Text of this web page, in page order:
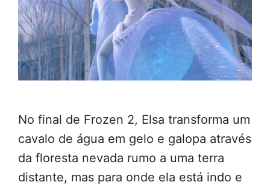
No final de Frozen 2, Elsa transforma um
cavalo de água em gelo e galopa através
da floresta nevada rumo a uma terra
distante, mas para onde ela está indo e